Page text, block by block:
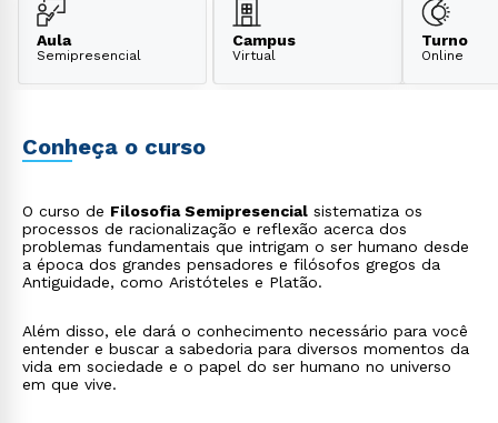
Aula
Semipresencial
Campus
Virtual
Turno
Online
Conheça o curso
O curso de Filosofia Semipresencial sistematiza os
processos de racionalização e reflexão acerca dos
problemas fundamentais que intrigam o ser humano desde
a época dos grandes pensadores e filósofos gregos da
Antiguidade, como Aristóteles e Platão.
Além disso, ele dará o conhecimento necessário para você
entender e buscar a sabedoria para diversos momentos da
vida em sociedade e o papel do ser humano no universo
em que vive.